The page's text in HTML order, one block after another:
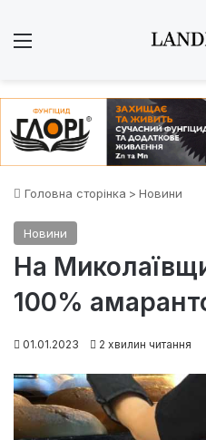
Головна сторінка > Новини
Новини
На
100%
01.01.2023 2 хвилин читання